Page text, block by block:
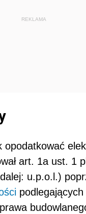
REKLAMA
opodatkować
art. 1a ust. 1
u.p.o.l.)